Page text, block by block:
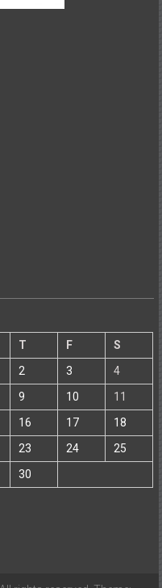
T F
S
2 3
4
9 10
11
16 17
18
23 24
25
30